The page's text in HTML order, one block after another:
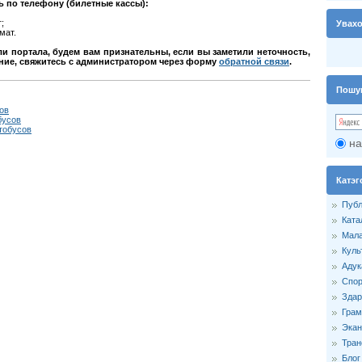
по телефону (билетные кассы):
портала, будем вам признательны, если вы заметили неточность,
свяжитесь с администратором через форму обратной связи.
Блог